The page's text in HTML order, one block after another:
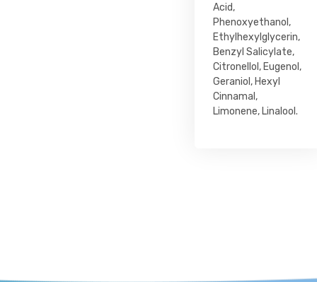
Acid,
Phenoxyethanol,
Ethylhexylglycerin,
Benzyl Salicylate,
Citronellol, Eugenol,
Geraniol, Hexyl
Cinnamal,
Limonene, Linalool.